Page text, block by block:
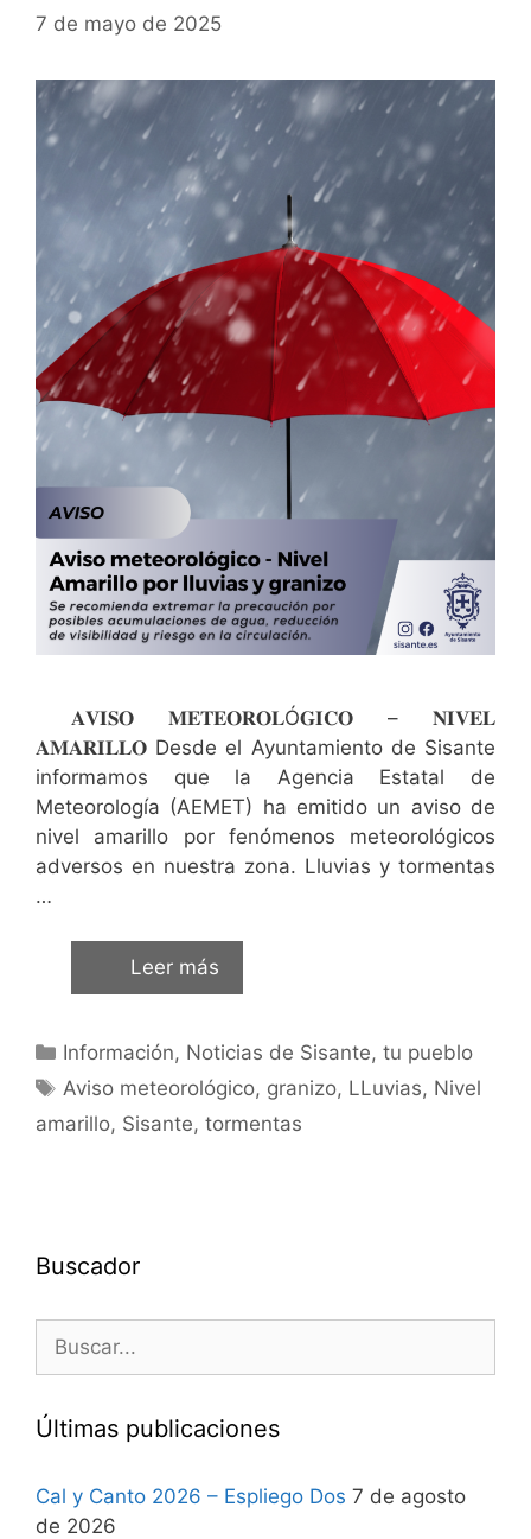
7 de mayo de 2025
𝐀𝐕𝐈𝐒𝐎 𝐌𝐄𝐓𝐄𝐎𝐑𝐎𝐋Ó𝐆𝐈𝐂𝐎 – 𝐍𝐈𝐕𝐄𝐋
𝐀𝐌𝐀𝐑𝐈𝐋𝐋𝐎 Desde el Ayuntamiento de Sisante
informamos que la Agencia Estatal de
Meteorología (AEMET) ha emitido un aviso de
nivel amarillo por fenómenos meteorológicos
adversos en nuestra zona. Lluvias y tormentas
…
Leer más
Información, Noticias de Sisante, tu pueblo
Aviso meteorológico, granizo, LLuvias, Nivel
amarillo, Sisante, tormentas
Buscador
Últimas publicaciones
Cal y Canto 2026 – Espliego Dos 7 de agosto
de 2026